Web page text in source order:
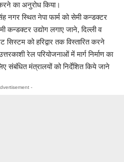
का अनुरोध किया।
नगर स्थित नेपा फार्म को सेमी कन्डक्टर
उद्योग लगाए जाने, दिल्ली व
को हरिद्वार तक विस्तारित करने
रेल परियोजनाओं में मार्ग निर्माण का
संबंधित मंत्रालयों को निर्देशित किये जाने
-